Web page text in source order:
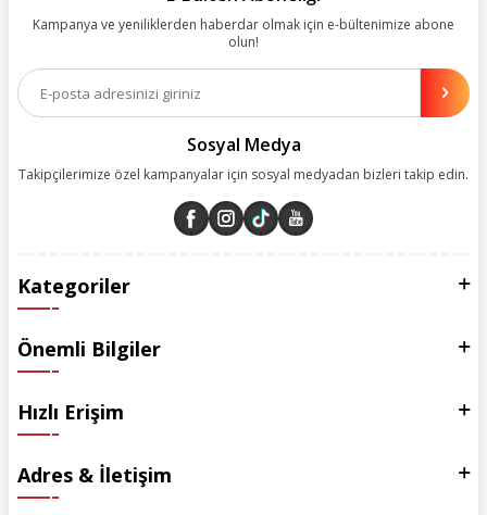
olanakları sunuyoruz. Çalışmalarımızı müşterilerimizin memnuniyetini
esas alarak yürütüyoruz.
Kampanya ve yeniliklerden haberdar olmak için e-bültenimize abone
olun!
Sosyal Medya
Takipçilerimize özel kampanyalar için sosyal medyadan bizleri takip edin.
Kategoriler
Önemli Bilgiler
Hızlı Erişim
Adres & İletişim